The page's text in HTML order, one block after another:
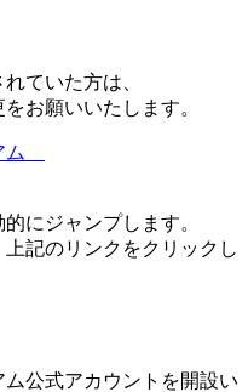
ていた方は、
お願いいたします。
ム
にジャンプします。
記のリンクをクリックし
公式アカウントを開設い